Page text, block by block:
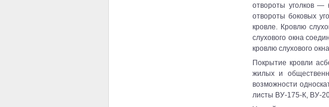
отвороты уголков —
отвороты боковых
кровле. Кровлю
слухового окна
кровлю слухового
Покрытие кровли
жилых и
возможности
листы ВУ-175-К, ВУ-